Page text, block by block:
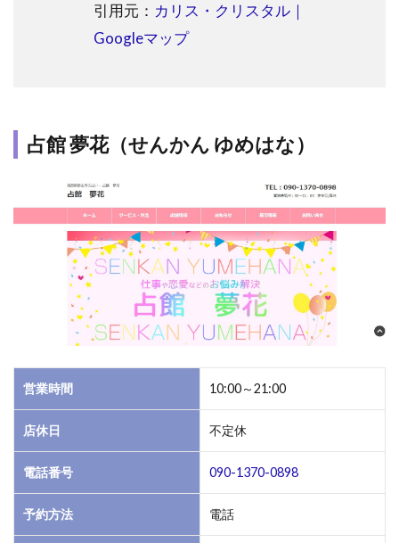
引用元： カリス・クリスタル｜
Googleマップ
占館 夢花（せんかん ゆめはな）
営業時間 10:00～21:00
店休日 不定休
電話番号 090-1370-0898
予約方法 電話